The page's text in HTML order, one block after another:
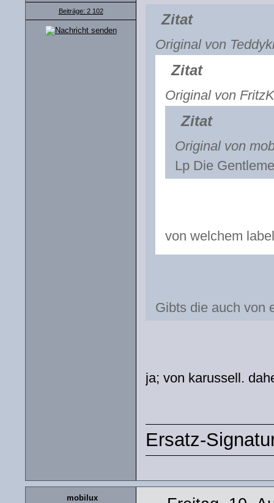
Beiträge: 2 102 Zitat
Original von
Zitat
Original von
Zitat
Original von
Lp Die
von welchem
Gibts die auch von
ja; von karussell.
Ersatz-
mobilux